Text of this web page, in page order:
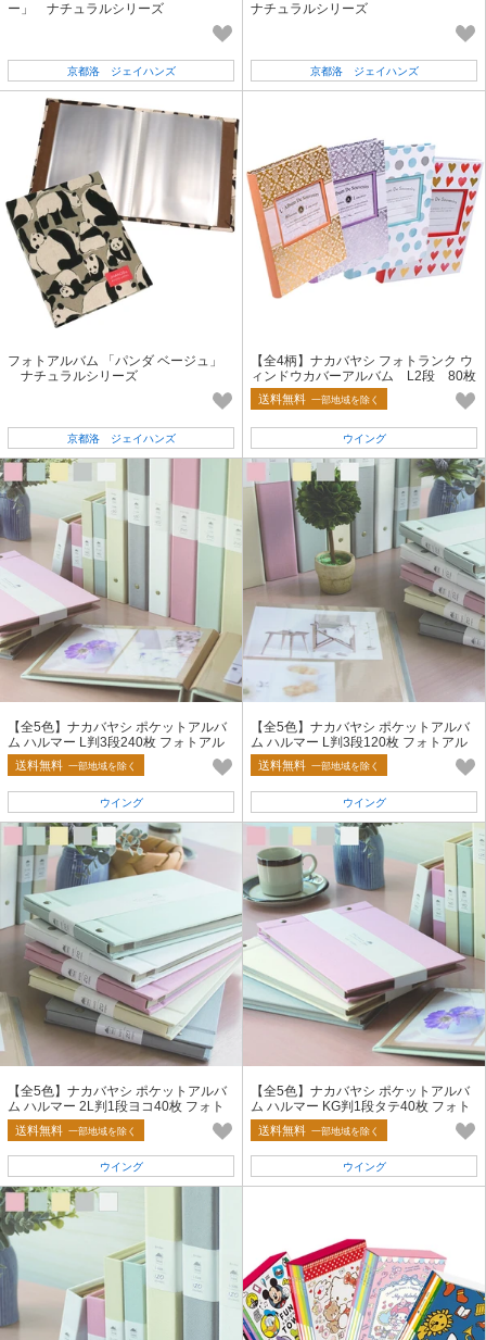
ー」 ナチュラルシリーズ
京都洛 ジェイハンズ
ナチュラルシリーズ
京都洛 ジェイハンズ
フォトアルバム 「パンダ ベージュ」
ナチュラルシリーズ
京都洛 ジェイハンズ
【全4柄】ナカバヤシ フォトランク ウ
ィンドウカバーアルバム L2段 80枚
収納
送料無料 一部地域を除く
ウイング
【全5色】ナカバヤシ ポケットアルバ
ム ハルマー L判3段240枚 フォトアル
バム
送料無料 一部地域を除く
ウイング
【全5色】ナカバヤシ ポケットアルバ
ム ハルマー L判3段120枚 フォトアル
バム
送料無料 一部地域を除く
ウイング
【全5色】ナカバヤシ ポケットアルバ
ム ハルマー 2L判1段ヨコ40枚 フォト
アルバム
送料無料 一部地域を除く
ウイング
【全5色】ナカバヤシ ポケットアルバ
ム ハルマー KG判1段タテ40枚 フォト
アルバム
送料無料 一部地域を除く
ウイング